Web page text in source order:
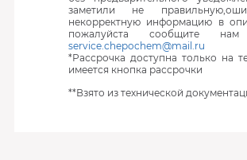
заметили не
некорректную информацию в
пожалуйста сообщите
service.chepochem@mail.ru
*Рассрочка доступна только на
имеется кнопка рассрочки
**Взято из технической